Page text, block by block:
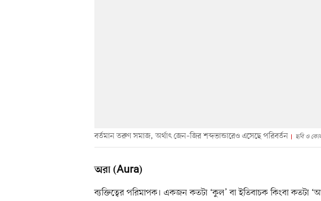
বর্তমান তরুণ সমাজ, অর্থাৎ জেন–জির শব্দভান্ডারেও এসেছে পরিবর্তন ছবি ও
অরা (Aura)
ব্যক্তিত্বের পরিমাপক। একজন কতটা ‘কুল’ বা ইতিবাচক কিংবা কতটা